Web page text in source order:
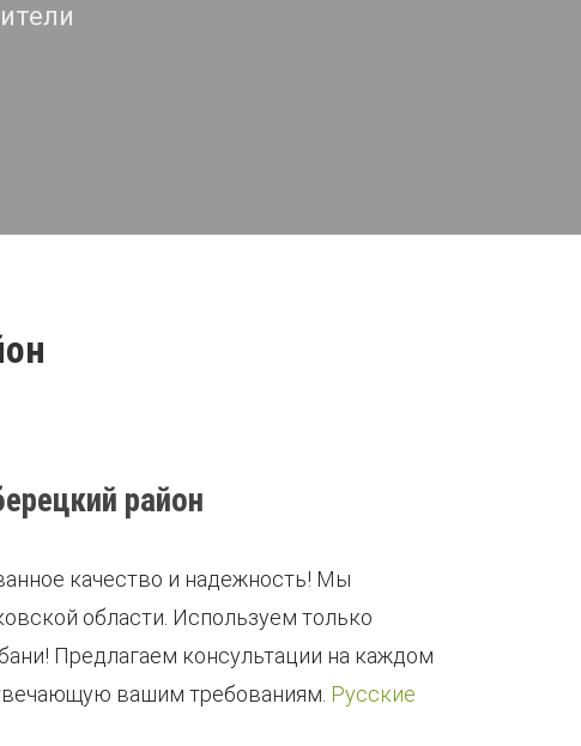
район
качество и надежность! Мы
области. Используем только
Предлагаем консультации на каждом
вашим требованиям. Русские